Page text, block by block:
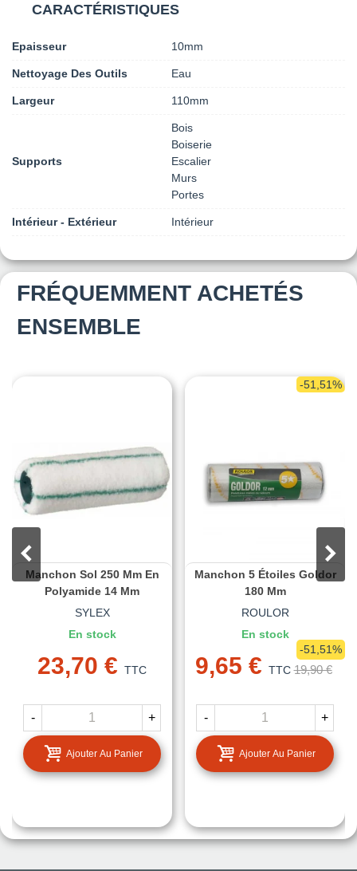
CARACTÉRISTIQUES
Epaisseur 10mm
Nettoyage Des Outils Eau
Largeur 110mm
Supports
Bois
Boiserie
Escalier
Murs
Portes
Intérieur - Extérieur Intérieur
FRÉQUEMMENT ACHETÉS
ENSEMBLE
Manchon Sol 250 Mm En
Polyamide 14 Mm
SYLEX
En stock
23,70 € TTC
- +
Ajouter Au Panier
-51,51%
Manchon 5 Étoiles Goldor
180 Mm
ROULOR
En stock
9,65 € TTC 19,90 €
-51,51%
- +
Ajouter Au Panier